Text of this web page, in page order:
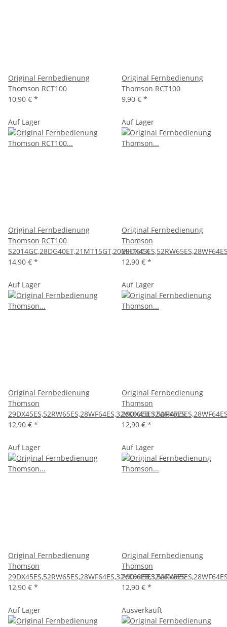
Original Fernbedienung
Thomson RCT100
10,90 € *
Original Fernbedienung
Thomson RCT100
9,90 € *
Auf Lager
Original Fernbedienung
Thomson RCT100
S2014GC,28DG40ET,21MT15GT,20MH15CX
14,90 € *
Auf Lager
Original Fernbedienung
Thomson
12,90 € *
Auf Lager
Original Fernbedienung
Thomson
29DX45ES,52RW65ES,28WF64ES,32VK66EB,32WF45ES
12,90 € *
Auf Lager
Original Fernbedienung
Thomson
12,90 € *
Auf Lager
Original Fernbedienung
Thomson
29DX45ES,52RW65ES,28WF64ES,32VK66EB,32WF45ES
12,90 € *
Auf Lager
Original Fernbedienung
Thomson
12,90 € *
Auf Lager Ausverkauft